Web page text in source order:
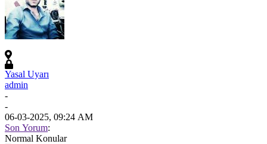
Yasal Uyarı
admin
-
-
06-03-2025, 09:24 AM
Son Yorum:
Normal Konular